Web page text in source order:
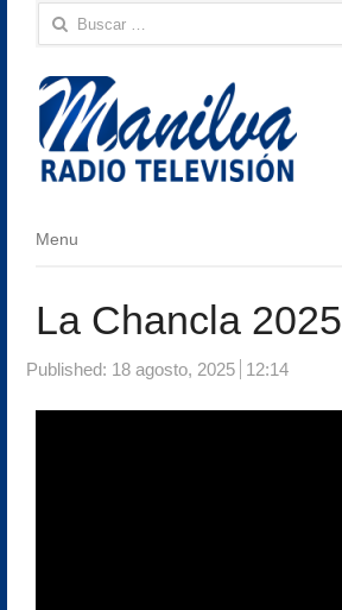
Buscar:
Menu
Menu
La Chancla 2025
Published: 18 agosto, 2025 12:14